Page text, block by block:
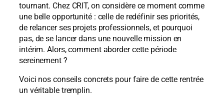
tournant. Chez CRIT, on considère ce moment comme
une belle opportunité : celle de redéfinir ses priorités,
de relancer ses projets professionnels, et pourquoi
pas, de se lancer dans une nouvelle mission en
intérim. Alors, comment aborder cette période
sereinement ?
Voici nos conseils concrets pour faire de cette rentrée
un véritable tremplin.